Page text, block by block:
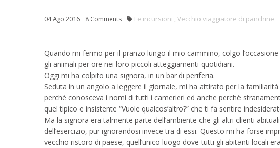
04Ago 2016 8 Comments Le incursioni ,Vecchio viaggiatore di panchine
Quando mi fermo per il pranzo lungo il mio cammino, colgo
gli animali per ore nei loro piccoli atteggiamenti quotidiani.
Oggi mi ha colpito una signora, in un bar di periferia.
Seduta in un angolo a leggere il giornale, mi ha attirato per la
perchè conosceva i nomi di tutti i camerieri ed anche perchè
quel tipico e insistente “Vuole qualcos’altro?” che ti fa sentire
Ma la signora era talmente parte dell’ambiente che gli altri clienti
dell’esercizio, pur ignorandosi invece tra di essi. Questo mi ha forse
vecchio ristoro di paese, quell’unico luogo dove tutti gli abitanti locali